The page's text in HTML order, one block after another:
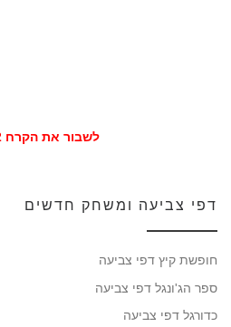
לשבור את הקרח 2 הסרט
דפי צביעה ומשחק חדשים
חופשת קיץ דפי צביעה
ספר הג'ונגל דפי צביעה
כדורגל דפי צביעה